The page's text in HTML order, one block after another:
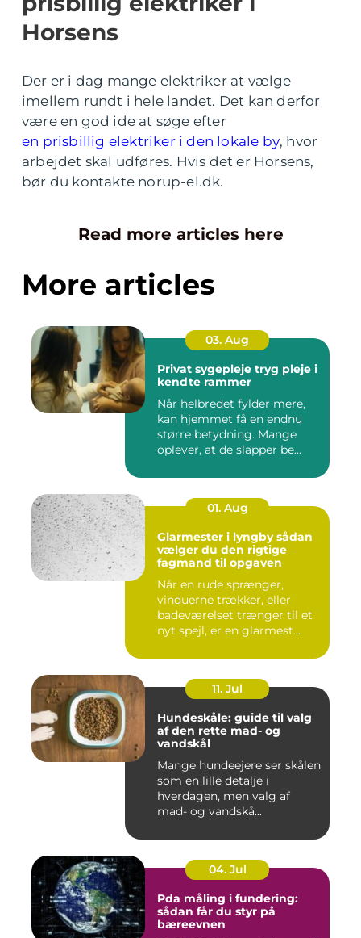
Horsens
Der er i dag mange elektriker at vælge
imellem rundt i hele landet. Det kan derfor
være en god ide at søge efter
en prisbillig elektriker i den lokale by, hvor
arbejdet skal udføres. Hvis det er Horsens,
bør du kontakte norup-el.dk.
Read more articles here
More articles
03. Aug
Privat sygepleje tryg pleje i
kendte rammer
Når helbredet fylder mere,
kan hjemmet få en endnu
større betydning. Mange
oplever, at de slapper be...
01. Aug
Glarmester i lyngby sådan
vælger du den rigtige
fagmand til opgaven
Når en rude sprænger,
vinduerne trækker, eller
badeværelset trænger til et
nyt spejl, er en glarmest...
11. Jul
Hundeskåle: guide til valg
af den rette mad- og
vandskål
Mange hundeejere ser skålen
som en lille detalje i
hverdagen, men valg af
mad- og vandskå...
04. Jul
Pda måling i fundering:
sådan får du styr på
bæreevnen